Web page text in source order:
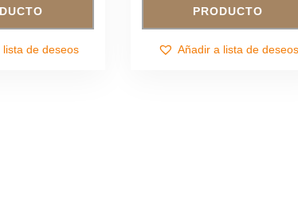
lista de deseos
PRODUCTO
Añadir a lista de deseos